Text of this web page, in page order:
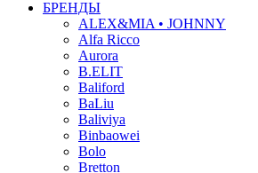
БРЕНДЫ
ALEX&MIA • JOHNNY
Alfa Ricco
Aurora
B.ELIT
Baliford
BaLiu
Baliviya
Binbaowei
Bolo
Bretton